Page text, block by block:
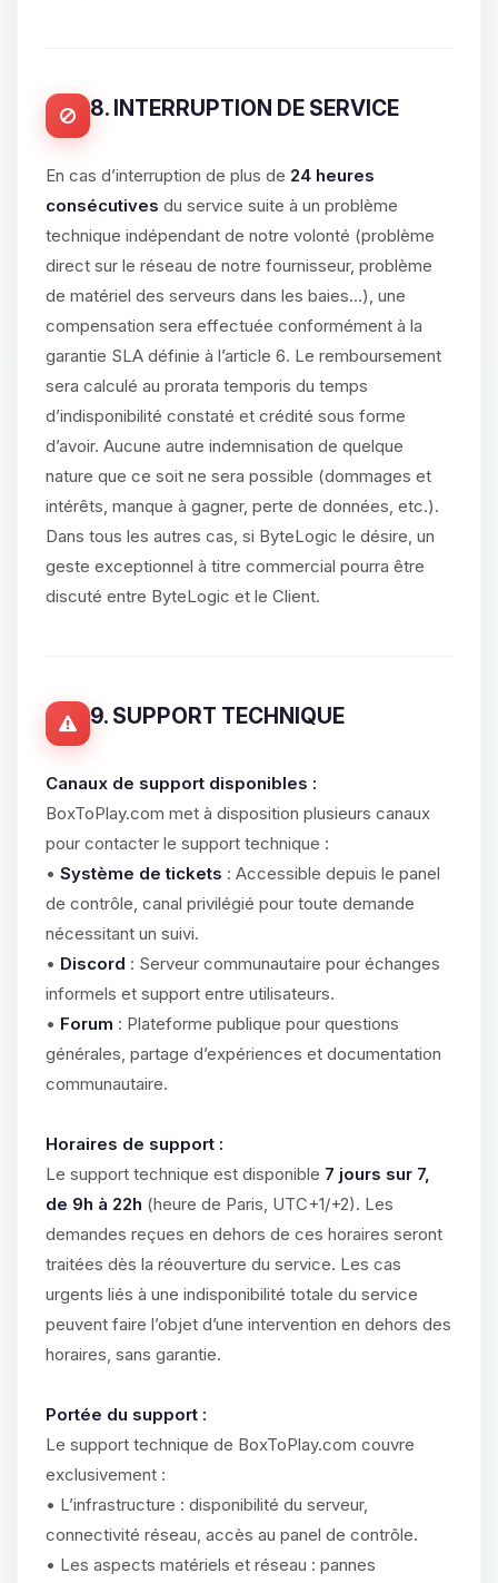
8. INTERRUPTION DE SERVICE
En cas d’interruption de plus de 24 heures
consécutives du service suite à un problème
technique indépendant de notre volonté (problème
direct sur le réseau de notre fournisseur, problème
de matériel des serveurs dans les baies...), une
compensation sera effectuée conformément à la
garantie SLA définie à l’article 6. Le remboursement
sera calculé au prorata temporis du temps
d’indisponibilité constaté et crédité sous forme
d’avoir. Aucune autre indemnisation de quelque
nature que ce soit ne sera possible (dommages et
intérêts, manque à gagner, perte de données, etc.).
Dans tous les autres cas, si ByteLogic le désire, un
geste exceptionnel à titre commercial pourra être
discuté entre ByteLogic et le Client.
9. SUPPORT TECHNIQUE
Canaux de support disponibles :
BoxToPlay.com met à disposition plusieurs canaux
pour contacter le support technique :
• Système de tickets : Accessible depuis le panel
de contrôle, canal privilégié pour toute demande
nécessitant un suivi.
• Discord : Serveur communautaire pour échanges
informels et support entre utilisateurs.
• Forum : Plateforme publique pour questions
générales, partage d’expériences et documentation
communautaire.
Horaires de support :
Le support technique est disponible 7 jours sur 7,
de 9h à 22h (heure de Paris, UTC+1/+2). Les
demandes reçues en dehors de ces horaires seront
traitées dès la réouverture du service. Les cas
urgents liés à une indisponibilité totale du service
peuvent faire l’objet d’une intervention en dehors des
horaires, sans garantie.
Portée du support :
Le support technique de BoxToPlay.com couvre
exclusivement :
• L’infrastructure : disponibilité du serveur,
connectivité réseau, accès au panel de contrôle.
• Les aspects matériels et réseau : pannes